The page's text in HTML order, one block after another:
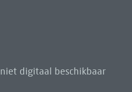
digitaal beschikbaar